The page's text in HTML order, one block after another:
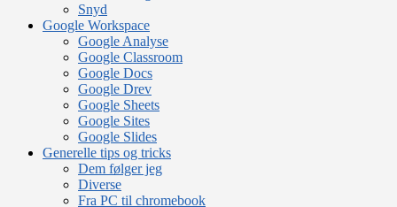
Snyd
Google Workspace
Google Analyse
Google Classroom
Google Docs
Google Drev
Google Sheets
Google Sites
Google Slides
Generelle tips og tricks
Dem følger jeg
Diverse
Fra PC til chromebook